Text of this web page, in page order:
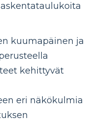
kuumapäinen ja
kehittyvät
eri näkökulmia